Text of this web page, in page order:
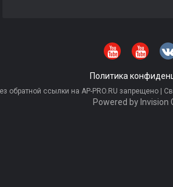
Политика
обратной ссылки на AP-PRO.RU запрещено |
Powered by Invision